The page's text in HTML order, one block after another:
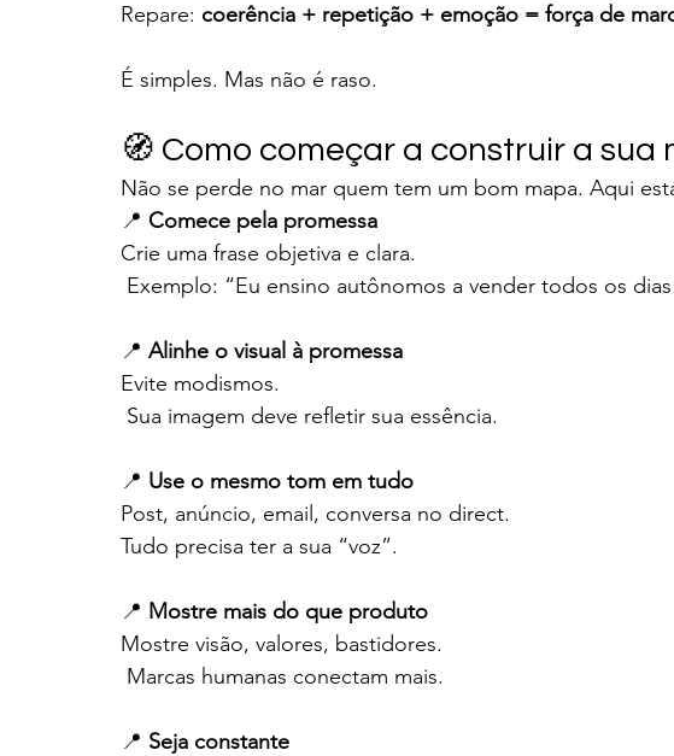
Repare: coerência + repetição + emoção = força de
É simples. Mas não é raso.
🧭 Como começar a construir a sua
Não se perde no mar quem tem um bom mapa. Aqui
📍 Comece pela promessa
Crie uma frase objetiva e clara.
Exemplo: “Eu ensino autônomos a vender todos os
📍 Alinhe o visual à promessa
Evite modismos.
Sua imagem deve refletir sua essência.
📍 Use o mesmo tom em tudo
Post, anúncio, email, conversa no direct.
Tudo precisa ter a sua “voz”.
📍 Mostre mais do que produto
Mostre visão, valores, bastidores.
Marcas humanas conectam mais.
📍 Seja constante